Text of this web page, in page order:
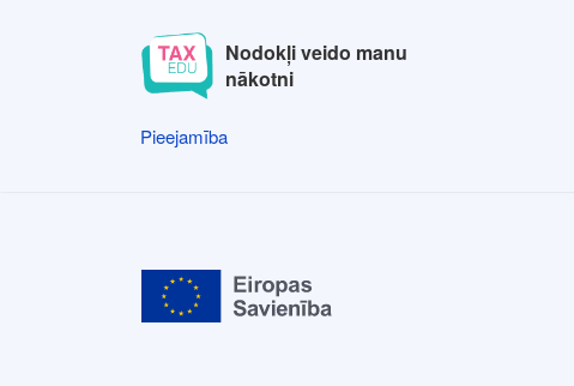
Nodokļi veido manu
nākotni
Pieejamība
Pieejamība